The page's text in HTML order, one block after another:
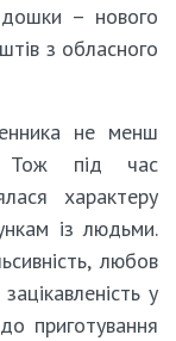
– нового
з обласного
не менш
Тож під час
характеру
із людьми.
любов
у
приготування